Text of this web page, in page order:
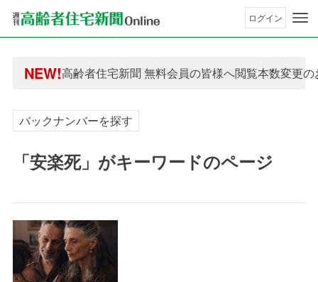
ログイン
NEW!高齢者住宅新聞 無料会員の皆様へ閲覧本数変更
高齢者住宅新聞 無料会員の皆様へ閲覧本数変更
バックナンバーを探す
「安楽死」がキーワードのページ